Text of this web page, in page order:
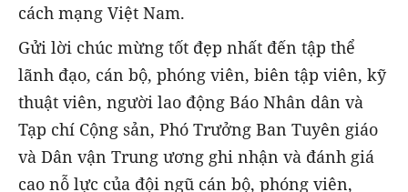
cách mạng Việt Nam.
Gửi lời chúc mừng tốt đẹp nhất đến tập thể
lãnh đạo, cán bộ, phóng viên, biên tập viên, kỹ
thuật viên, người lao động Báo Nhân dân và
Tạp chí Cộng sản, Phó Trưởng Ban Tuyên giáo
và Dân vận Trung ương ghi nhận và đánh giá
cao nỗ lực của đội ngũ cán bộ, phóng viên,